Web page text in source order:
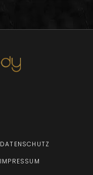
DATENSCHUTZ
IMPRESSUM